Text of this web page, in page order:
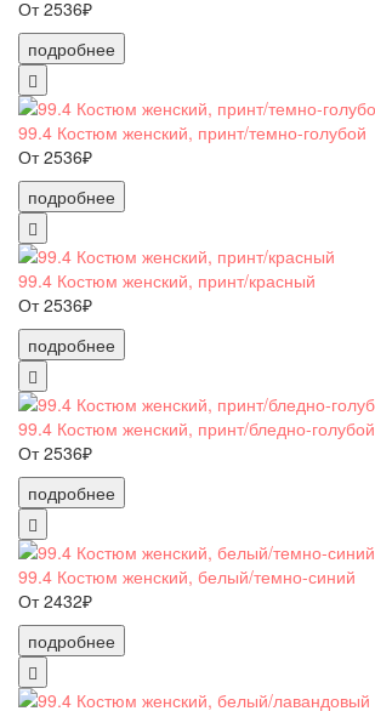
От 2536₽
подробнее
99.4 Костюм женский, принт/темно-голубой
От 2536₽
подробнее
99.4 Костюм женский, принт/красный
От 2536₽
подробнее
99.4 Костюм женский, принт/бледно-голубой
От 2536₽
подробнее
99.4 Костюм женский, белый/темно-синий
От 2432₽
подробнее